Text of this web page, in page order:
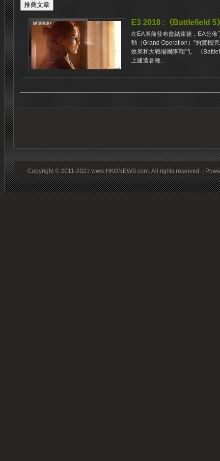
E3 2018 :《Battlefield 5
在EA展前發布會結束後，EA公
動（Grand Operation）”的實機
效果和大戰場團隊戰鬥。 《
上建造各種...
Copyright © 2011-2021 www.HKGNEWS.com. All rights reserved. |